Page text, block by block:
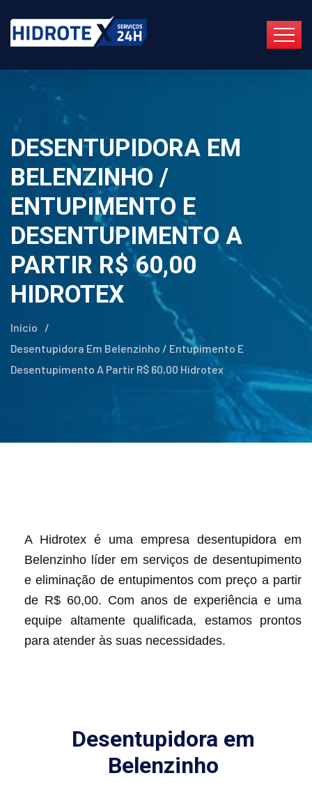
DESENTUPIDORA EM
BELENZINHO /
ENTUPIMENTO E
DESENTUPIMENTO A
PARTIR R$ 60,00
HIDROTEX
Início
/
Desentupidora Em Belenzinho / Entupimento E
Desentupimento A Partir R$ 60,00 Hidrotex
A Hidrotex é uma empresa desentupidora em
Belenzinho líder em serviços de desentupimento
e eliminação de entupimentos com preço a partir
de R$ 60,00. Com anos de experiência e uma
equipe altamente qualificada, estamos prontos
para atender às suas necessidades.
Desentupidora em
Belenzinho